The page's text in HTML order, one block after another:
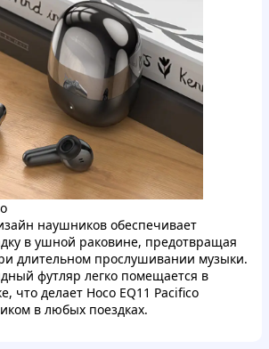
наушников обеспечивает
в ушной раковине, предотвращая
длительном прослушивании музыки.
футляр легко помещается в
что делает Hoco EQ11 Pacifico
в любых поездках.